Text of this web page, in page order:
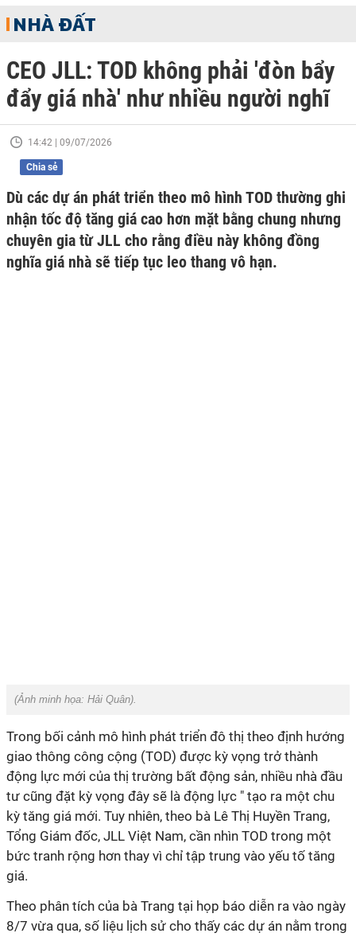
NHÀ ĐẤT
CEO JLL: TOD không phải 'đòn bẩy
đẩy giá nhà' như nhiều người nghĩ
14:42 | 09/07/2026
Chia sẻ
Dù các dự án phát triển theo mô hình TOD thường ghi
nhận tốc độ tăng giá cao hơn mặt bằng chung nhưng
chuyên gia từ JLL cho rằng điều này không đồng
nghĩa giá nhà sẽ tiếp tục leo thang vô hạn.
(Ảnh minh họa: Hải Quân).
Trong bối cảnh mô hình phát triển đô thị theo định hướng
giao thông công cộng (TOD) được kỳ vọng trở thành
động lực mới của thị trường bất động sản, nhiều nhà đầu
tư cũng đặt kỳ vọng đây sẽ là động lực " tạo ra một chu
kỳ tăng giá mới. Tuy nhiên, theo bà Lê Thị Huyền Trang,
Tổng Giám đốc, JLL Việt Nam, cần nhìn TOD trong một
bức tranh rộng hơn thay vì chỉ tập trung vào yếu tố tăng
giá.
Theo phân tích của bà Trang tại họp báo diễn ra vào ngày
8/7 vừa qua, số liệu lịch sử cho thấy các dự án nằm trong